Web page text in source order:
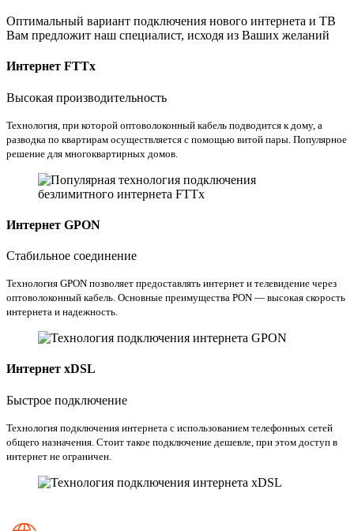
Оптимальный вариант подключения нового интернета и ТВ
Вам предложит наш специалист, исходя из Ваших желаний
Интернет FTTx
Высокая производительность
Технология, при которой оптоволоконный кабель подводится к дому, а
разводка по квартирам осуществляется с помощью витой пары. Популярное
решение для многоквартирных домов.
Интернет GPON
Стабильное соединение
Технология GPON позволяет предоставлять интернет и телевидение через
оптоволоконный кабель. Основные преимущества PON — высокая скорость
интернета и надежность.
Интернет xDSL
Быстрое подключение
Технология подключения интернета с использованием телефонных сетей
общего назначения. Стоит такое подключение дешевле, при этом доступ в
интернет не ограничен.